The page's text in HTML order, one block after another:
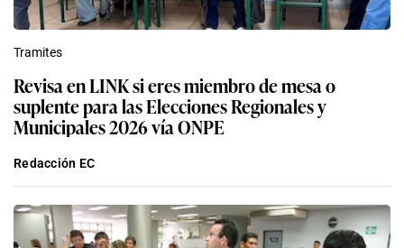
Tramites
Revisa en LINK si eres miembro de mesa o
suplente para las Elecciones Regionales y
Municipales 2026 vía ONPE
Redacción EC